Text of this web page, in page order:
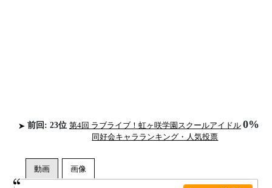
前回: 23位 第4回 ラブライブ！虹ヶ咲学園スクールアイドル
同好会キャラランキング・人気投票
0%